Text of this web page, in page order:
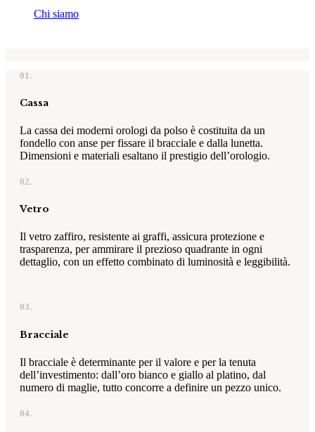
Chi siamo
01.
Cassa
La cassa dei moderni orologi da polso è costituita da un
fondello con anse per fissare il bracciale e dalla lunetta.
Dimensioni e materiali esaltano il prestigio dell’orologio.
02.
Vetro
Il vetro zaffiro, resistente ai graffi, assicura protezione e
trasparenza, per ammirare il prezioso quadrante in ogni
dettaglio, con un effetto combinato di luminosità e leggibilità.
03.
Bracciale
Il bracciale è determinante per il valore e per la tenuta
dell’investimento: dall’oro bianco e giallo al platino, dal
numero di maglie, tutto concorre a definire un pezzo unico.
04.